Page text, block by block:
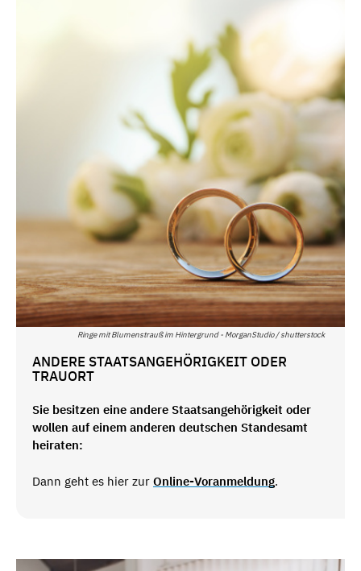
Ringe mit Blumenstrauß im Hintergrund - MorganStudio / shutterstock
ANDERE STAATSANGEHÖRIGKEIT ODER
TRAUORT
Sie besitzen eine andere Staatsangehörigkeit oder
wollen auf einem anderen deutschen Standesamt
heiraten:
Dann geht es hier zur Online-Voranmeldung.